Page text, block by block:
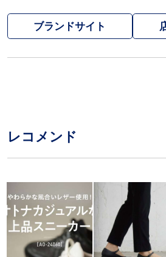
ブランドサイト
レコメンド